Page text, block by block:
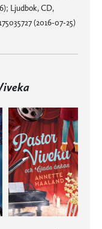
Ljudbok, CD,
(2016-07-25)